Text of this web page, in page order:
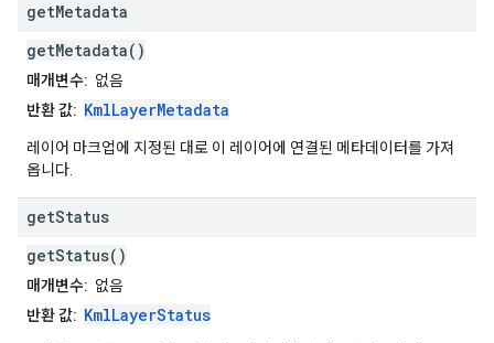
getMetadata
getMetadata()
매개변수: 없음
반환 값: KmlLayerMetadata
레이어 마크업에 지정된 대로 이 레이어에 연결된 메타데이터를 가져
옵니다.
getStatus
getStatus()
매개변수: 없음
반환 값: KmlLayerStatus